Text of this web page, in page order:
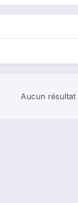
Aucun résultat